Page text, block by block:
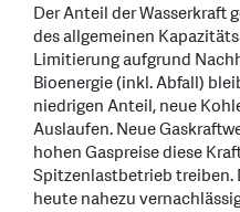
Der Anteil der Wasserkraft
des allgemeinen
Limitierung aufgrund
Bioenergie (inkl. Abfall)
niedrigen Anteil, neue
Auslaufen. Neue
hohen Gaspreise diese
Spitzenlastbetrieb treiben.
heute nahezu